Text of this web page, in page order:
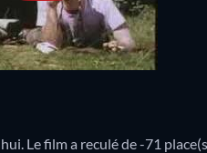
Le film a reculé de -71